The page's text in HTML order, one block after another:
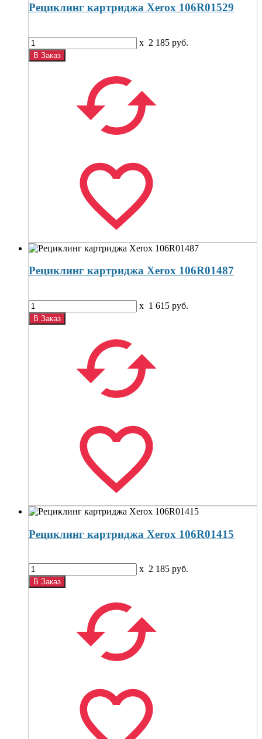
Рециклинг картриджа Xerox 106R01529
x 2 185 руб.
Рециклинг картриджа Xerox 106R01487
x 1 615 руб.
Рециклинг картриджа Xerox 106R01415
x 2 185 руб.